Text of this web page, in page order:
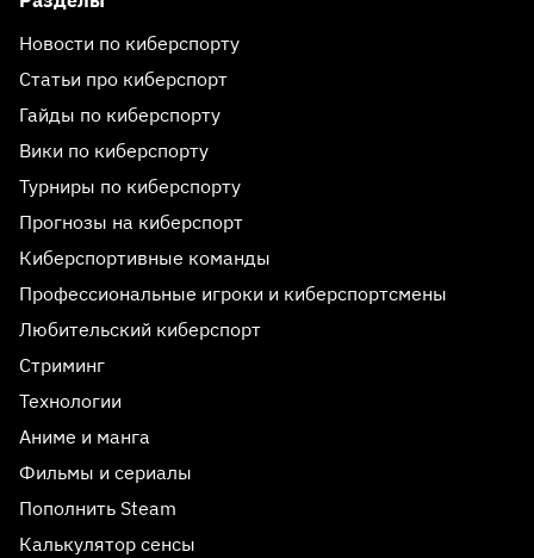
Новости по киберспорту
Статьи про киберспорт
Гайды по киберспорту
Вики по киберспорту
Турниры по киберспорту
Прогнозы на киберспорт
Киберспортивные команды
Профессиональные игроки и киберспортсмены
Любительский киберспорт
Стриминг
Технологии
Аниме и манга
Фильмы и сериалы
Пополнить Steam
Калькулятор сенсы